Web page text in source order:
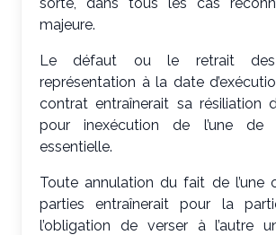
majeure.
Le défaut ou le retrait
représentation à la date
contrat entraînerait sa résiliation
pour inexécution de l’une de
essentielle.
Toute annulation du fait de l’une
parties entraînerait pour la
l’obligation de verser à l’autre